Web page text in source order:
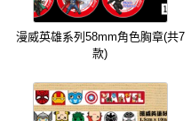
漫威英雄系列58mm角色胸章(共7
款)